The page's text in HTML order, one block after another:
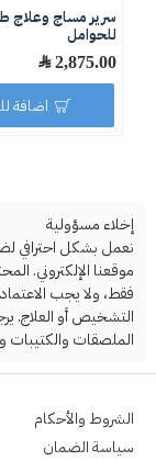
سرير مساج وعلاج
للحوامل
2,875.00 ﷼
اضافة
إخلاء مسؤولية
نعمل بشكل احترافي
موقعنا الإلكتروني.
فقط، ولا يجب
التشخيص أو العلاج.
الملصقات والكتيبات
الشروط والأحكام
سياسة الضمان